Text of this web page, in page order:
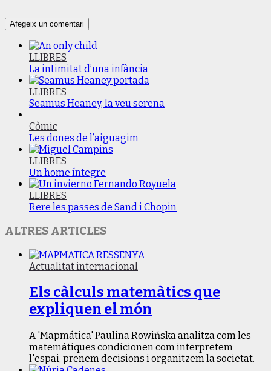
LLIBRES
La intimitat d’una infància
LLIBRES
Seamus Heaney, la veu serena
Còmic
Les dones de l’aiguagim
LLIBRES
Un home íntegre
LLIBRES
Rere les passes de Sand i Chopin
ALTRES ARTICLES
Actualitat internacional
Els càlculs matemàtics que
expliquen el món
A 'Mapmática' Paulina Rowińska analitza com les
matemàtiques condicionen com interpretem
l'espai, prenem decisions i organitzem la societat.